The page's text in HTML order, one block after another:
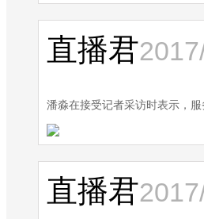
直播君
潘淼在接受记者采访时表示，
直播君